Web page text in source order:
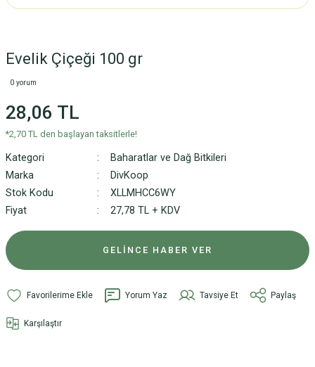
Evelik Çiçeği 100 gr
0 yorum
28,06 TL
*2,70 TL den başlayan taksitlerle!
Kategori
Baharatlar ve Dağ Bitkileri
Marka
DivKoop
Stok Kodu
XLLMHCC6WY
Fiyat
27,78 TL + KDV
GELİNCE HABER VER
Yorum Yaz Tavsiye Et Paylaş
Karşılaştır